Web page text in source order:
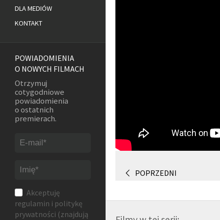
POPRZEDNI
DLA MEDIÓW
KONTAKT
POWIADOMIENIA
O NOWYCH FILMACH
Otrzymuj
cotygodniowe
powiadomienia
o ostatnich
premierach.
Akceptuję
regulamin i politykę
prywatności (znajdują